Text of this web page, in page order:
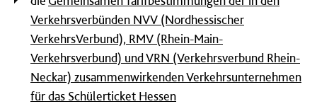
Verkehrsverbünden NVV (Nordhessischer
VerkehrsVerbund), RMV (Rhein-Main-
Verkehrsverbund) und VRN (Verkehrsverbund Rhein-
Neckar) zusammenwirkenden Verkehrsunternehmen
für das Schülerticket Hessen